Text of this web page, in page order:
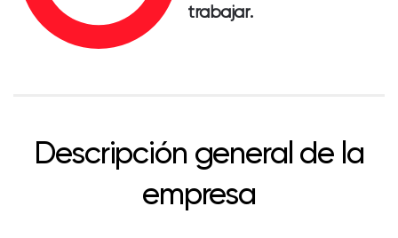
trabajar.
Descripción general de la
empresa